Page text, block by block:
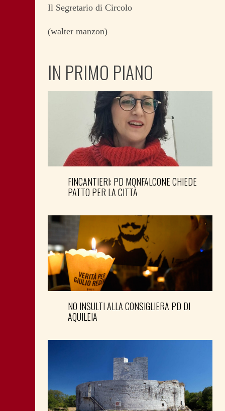
Il Segretario di Circolo
(walter manzon)
IN PRIMO PIANO
FINCANTIERI: PD MONFALCONE CHIEDE
PATTO PER LA CITTÀ
NO INSULTI ALLA CONSIGLIERA PD DI
AQUILEIA